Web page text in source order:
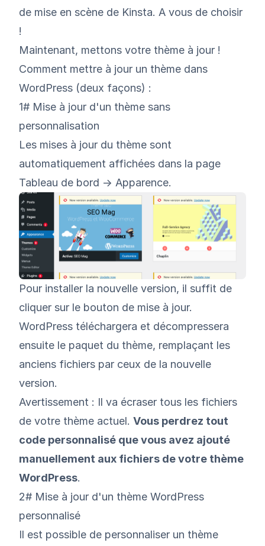
de mise en scène de Kinsta. A vous de choisir
!
Maintenant, mettons votre thème à jour !
Comment mettre à jour un thème dans
WordPress (deux façons) :
1# Mise à jour d'un thème sans
personnalisation
Les mises à jour du thème sont
automatiquement affichées dans la page
Tableau de bord -> Apparence.
Pour installer la nouvelle version, il suffit de
cliquer sur le bouton de mise à jour.
WordPress téléchargera et décompressera
ensuite le paquet du thème, remplaçant les
anciens fichiers par ceux de la nouvelle
version.
Avertissement : Il va écraser tous les fichiers
de votre thème actuel. Vous perdrez tout
code personnalisé que vous avez ajouté
manuellement aux fichiers de votre thème
WordPress.
2# Mise à jour d'un thème WordPress
personnalisé
Il est possible de personnaliser un thème